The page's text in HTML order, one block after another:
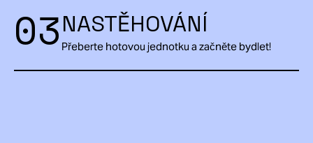
03NASTĚHOVÁNÍ
Přeberte hotovou jednotku a začněte bydlet!